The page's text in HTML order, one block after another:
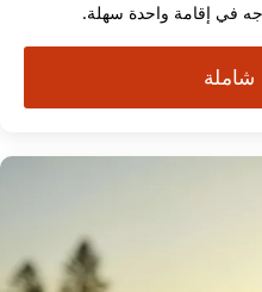
في إقامة واحدة سهلة.
شاملة